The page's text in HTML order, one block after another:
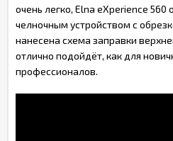
очень легко, Elna eXperience
челночным устройством с
нанесена схема заправки
отлично подойдёт, как для
профессионалов.